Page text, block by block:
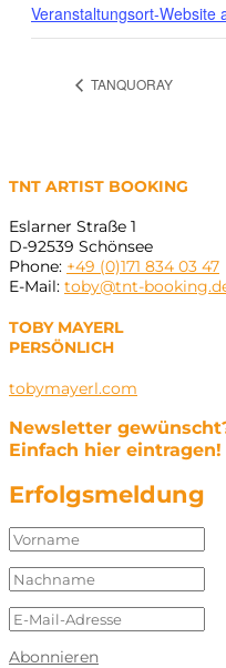
Veranstaltungsort-Website
TANQUORAY
TNT ARTIST BOOKING
Eslarner Straße 1
D-92539 Schönsee
Phone: +49 (0)171 834 03 47
E-Mail: toby@tnt-
TOBY MAYERL
PERSÖNLICH
tobymayerl.com
Newsletter
Einfach hier eintragen!
Erfolgsmeldung
Abonnieren